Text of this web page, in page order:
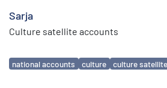
Sarja
Culture satellite accounts
Avainsanat
national accounts culture culture